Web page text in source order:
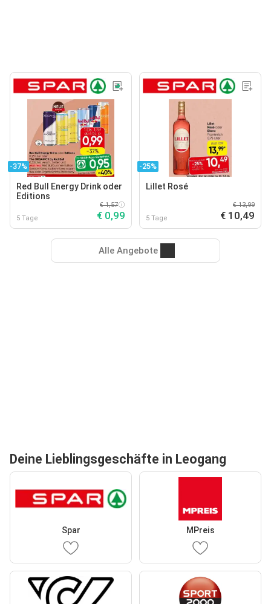
-37%
Red Bull Energy Drink oder
Editions
5 Tage
€ 1,57
€ 0,99
-25%
Lillet Rosé
5 Tage
€ 13,99
€ 10,49
Alle Angebote
Deine Lieblingsgeschäfte in Leogang
Spar MPreis